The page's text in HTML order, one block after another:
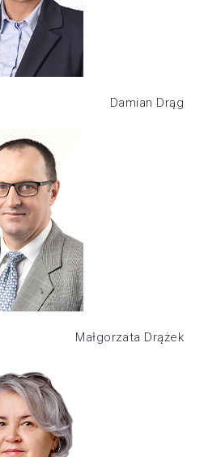
Damian Drąg
Małgorzata Drążek